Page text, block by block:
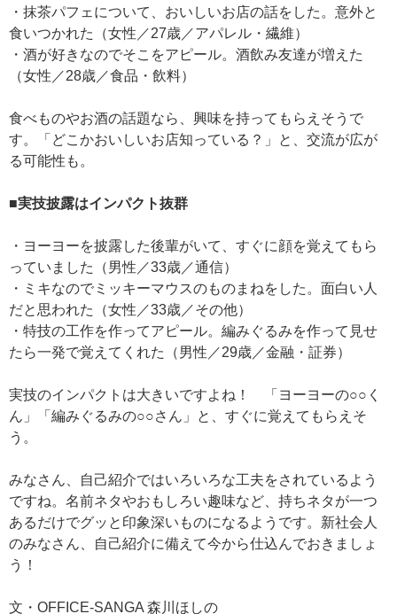
・抹茶パフェについて、おいしいお店の話をした。意外と
食いつかれた（女性／27歳／アパレル・繊維）
・酒が好きなのでそこをアピール。酒飲み友達が増えた
（女性／28歳／食品・飲料）
食べものやお酒の話題なら、興味を持ってもらえそうで
す。「どこかおいしいお店知っている？」と、交流が広が
る可能性も。
■実技披露はインパクト抜群
・ヨーヨーを披露した後輩がいて、すぐに顔を覚えてもら
っていました（男性／33歳／通信）
・ミキなのでミッキーマウスのものまねをした。面白い人
だと思われた（女性／33歳／その他）
・特技の工作を作ってアピール。編みぐるみを作って見せ
たら一発で覚えてくれた（男性／29歳／金融・証券）
実技のインパクトは大きいですよね！ 「ヨーヨーの○○く
ん」「編みぐるみの○○さん」と、すぐに覚えてもらえそ
う。
みなさん、自己紹介ではいろいろな工夫をされているよう
ですね。名前ネタやおもしろい趣味など、持ちネタが一つ
あるだけでグッと印象深いものになるようです。新社会人
のみなさん、自己紹介に備えて今から仕込んでおきましょ
う！
文・OFFICE-SANGA 森川ほしの